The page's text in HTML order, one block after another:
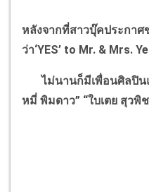
หลังจากที่สาวบุ๊คประกา
ว่า‘YES’ to Mr. & Mrs.
ไม่นานก็มีเพื่อนศิลปิน
หมี่ พิมดาว” “ใบเตย สุว